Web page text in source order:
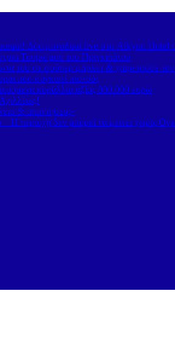
Δύο μοναδικά live στο Alkyon Hotel
Τουρισμού του Πριγκιπάτου
του σε σούπερ μάρκετ & χαιρετούσε
που συγκινεί πιστούς
κοράλλια αξίας 800.000 ευρώ
& απαντήσεις»
περιοχή δεν μπορεί να μείνει χωρίς